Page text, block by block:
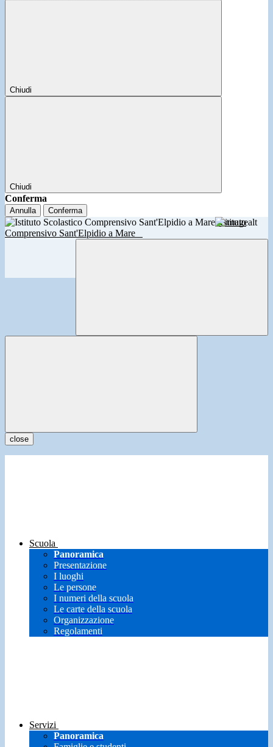
Chiudi
Chiudi
Conferma
Annulla Conferma
Istituto
Comprensivo Sant'Elpidio a Mare
close
Scuola
Panoramica
Presentazione
I luoghi
Le persone
I numeri della scuola
Le carte della scuola
Organizzazione
Regolamenti
Servizi
Panoramica